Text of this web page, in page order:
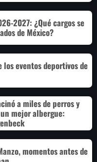
2027: ¿Qué cargos se
de México?
los eventos deportivos de
a miles de perros y
mejor albergue:
momentos antes de